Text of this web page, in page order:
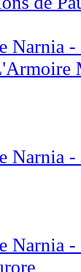
Narnia
Narnia
Narnia